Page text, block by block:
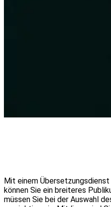
Mit einem
können Sie ein breiteres
müssen Sie bei der Auswahl